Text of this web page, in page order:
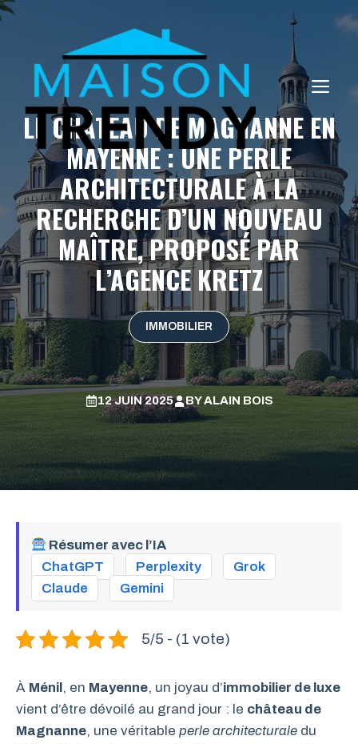
Aller
LE CHÂTEAU DE MAGNANNE EN
MAYENNE : UNE PERLE
ARCHITECTURALE À LA
RECHERCHE D’UN NOUVEAU
MAÎTRE, PROPOSÉ PAR
L’AGENCE KRETZ
IMMOBILIER
12 JUIN 2025 BYALAIN BOIS
Résumer avec l’IA
ChatGPT
Perplexity
Grok
Claude
Gemini
5/5 - (1 vote)
À Ménil, en Mayenne, un joyau d’immobilier de luxe
vient d’être dévoilé au grand jour : le château de
Magnanne, une véritable perle architecturale du